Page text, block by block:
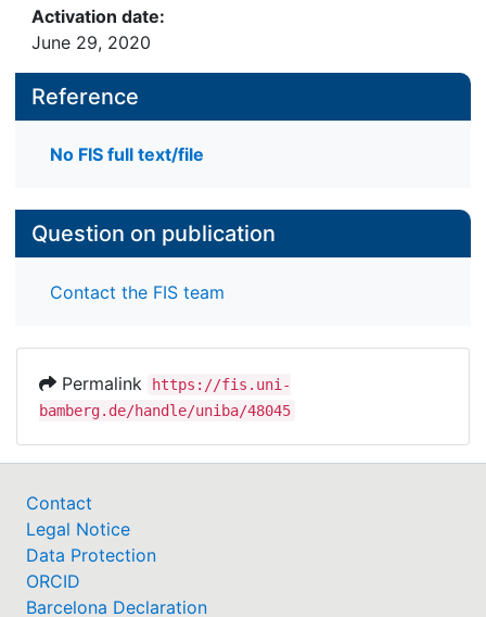
Activation date:
June 29, 2020
Reference
No FIS full text/file
Question on publication
Contact the FIS team
Permalink
https://fis.uni-
bamberg.de/handle/uniba/48045
Contact
Legal Notice
Data Protection
ORCID
Barcelona Declaration